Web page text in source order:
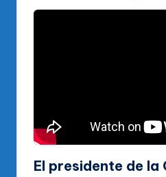
El presidente de la